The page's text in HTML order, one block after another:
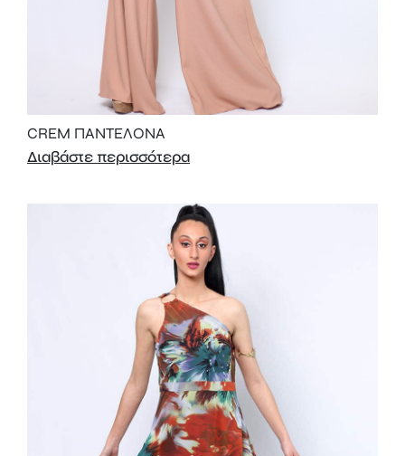
CREM ΠΑΝΤΕΛΟΝΑ
Διαβάστε περισσότερα